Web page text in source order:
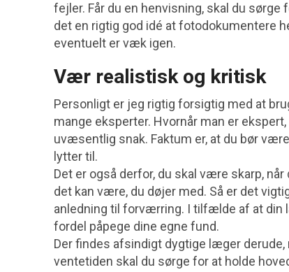
fejler. Får du en henvisning, skal du
det en rigtig god idé at fotodokumentere
eventuelt er væk igen.
Vær realistisk og kritisk
Personligt er jeg rigtig forsigtig med at
mange eksperter. Hvornår man er
uvæsentlig snak. Faktum er, at du bør
lytter til.
Det er også derfor, du skal være skarp,
det kan være, du døjer med. Så er det
anledning til forværring. I tilfælde af at din
fordel påpege dine egne fund.
Der findes afsindigt dygtige læger
ventetiden skal du sørge for at holde